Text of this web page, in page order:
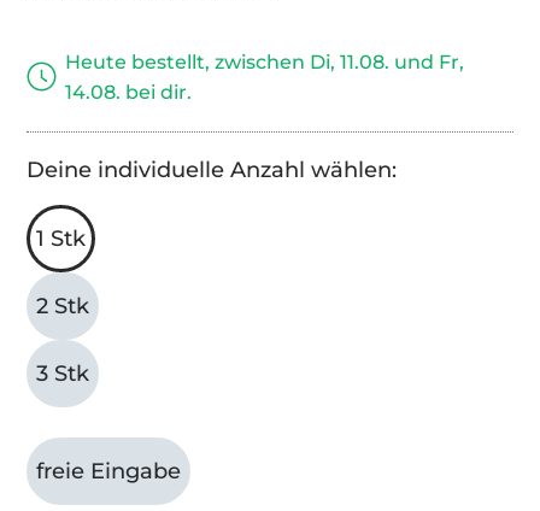
Heute bestellt, zwischen Di, 11.08. und Fr,
14.08. bei dir.
Deine individuelle Anzahl wählen:
1 Stk
2 Stk
3 Stk
freie Eingabe